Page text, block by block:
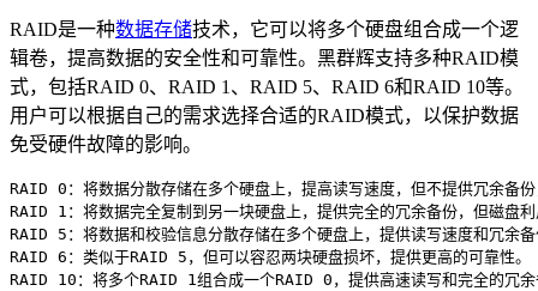
RAID是一种数据存储技术，它可以将多个硬盘组合成一个逻
辑卷，提高数据的安全性和可靠性。黑群辉支持多种RAID模
式，包括RAID 0、RAID 1、RAID 5、RAID 6和RAID 10等。
用户可以根据自己的需求选择合适的RAID模式，以保护数据
免受硬件故障的影响。
RAID 0：将数据分散存储在多个硬盘上，提高读写速度，但不提供冗余备
RAID 1：将数据完全复制到另一块硬盘上，提供完全的冗余备份，但磁盘
RAID 5：将数据和校验信息分散存储在多个硬盘上，提供读写速度和冗余
RAID 6：类似于RAID 5，但可以容忍两块硬盘损坏，提供更高的可靠性。
RAID 10：将多个RAID 1组合成一个RAID 0，提供高速读写和完全的冗